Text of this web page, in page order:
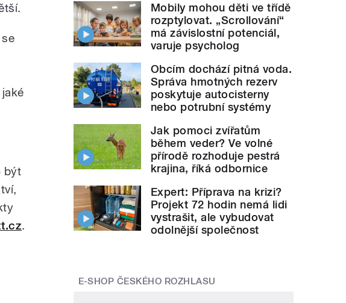
být
.
Mobily mohou děti ve třídě
rozptylovat. „Scrollování“
má závislostní potenciál,
varuje psycholog
Obcím dochází pitná voda.
Správa hmotných rezerv
poskytuje autocisterny
nebo potrubní systémy
Jak pomoci zvířatům
během veder? Ve volné
přírodě rozhoduje pestrá
krajina, říká odbornice
Expert: Příprava na krizi?
Projekt 72 hodin nemá lidi
vystrašit, ale vybudovat
odolnější společnost
E-SHOP ČESKÉHO ROZHLASU